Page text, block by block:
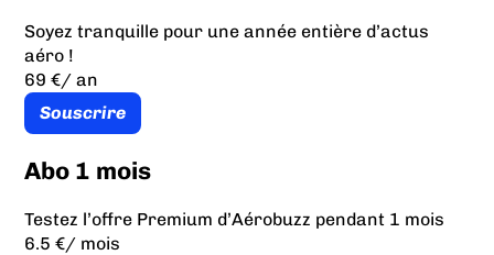
Soyez tranquille pour une année entière d’actus
aéro !
69 €/ an
Souscrire
Abo 1 mois
Testez l’offre Premium d’Aérobuzz pendant 1 mois
6.5 €/ mois